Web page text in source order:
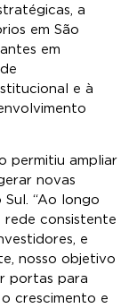
a
em São
em
e à
permitiu ampliar
novas
“Ao longo
rede consistente
e
nosso objetivo
portas para
crescimento e